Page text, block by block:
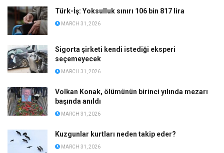
Türk-İş: Yoksulluk sınırı 106 bin 817 lira
MARCH 31, 2026
Sigorta şirketi kendi istediği eksperi
seçemeyecek
MARCH 31, 2026
Volkan Konak, ölümünün birinci yılında mezarı
başında anıldı
MARCH 31, 2026
Kuzgunlar kurtları neden takip eder?
MARCH 31, 2026